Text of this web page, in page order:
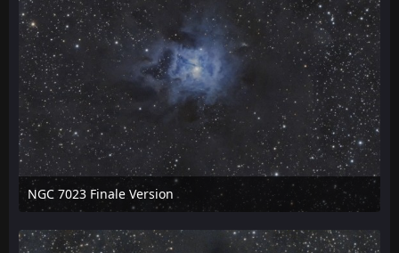
NGC 7023 Finale Version
8. April 2021 um 06:50